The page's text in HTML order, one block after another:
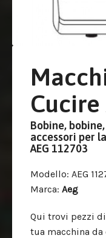
Cucire
Bobine,
accessori per
AEG 112703
Modello: AEG
Marca: Aeg
Qui trovi pezzi
tua macchina da